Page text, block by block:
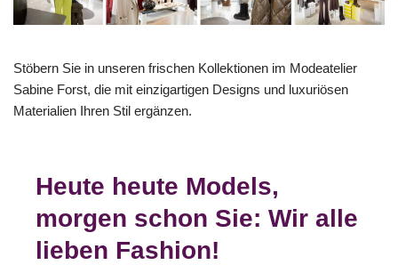
Stöbern Sie in unseren frischen Kollektionen im Modeatelier
Sabine Forst, die mit einzigartigen Designs und luxuriösen
Materialien Ihren Stil ergänzen.
Heute heute Models,
morgen schon Sie: Wir alle
lieben Fashion!